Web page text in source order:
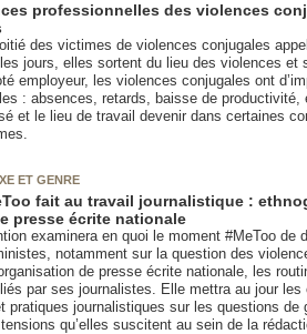
professionnelles des violences
des victimes de violences conjugales
jours, elles sortent du lieu des violences et
employeur, les violences conjugales ont
: absences, retards, baisse de productivité,
et le lieu de travail devenir dans certaines
ET GENRE
fait au travail journalistique :
presse écrite nationale
examinera en quoi le moment #MeToo de
notamment sur la question des
de presse écrite nationale, les
par ses journalistes. Elle mettra au jour les
pratiques journalistiques sur les questions de
qu’elles suscitent au sein de la